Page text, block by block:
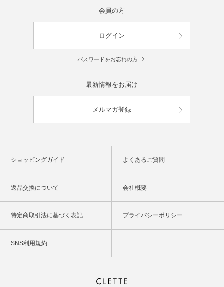
会員の方
ログイン
パスワードをお忘れの方
最新情報をお届け
メルマガ登録
ショッピングガイド よくあるご質問
返品交換について 会社概要
特定商取引法に基づく表記 プライバシーポリシー
SNS利用規約